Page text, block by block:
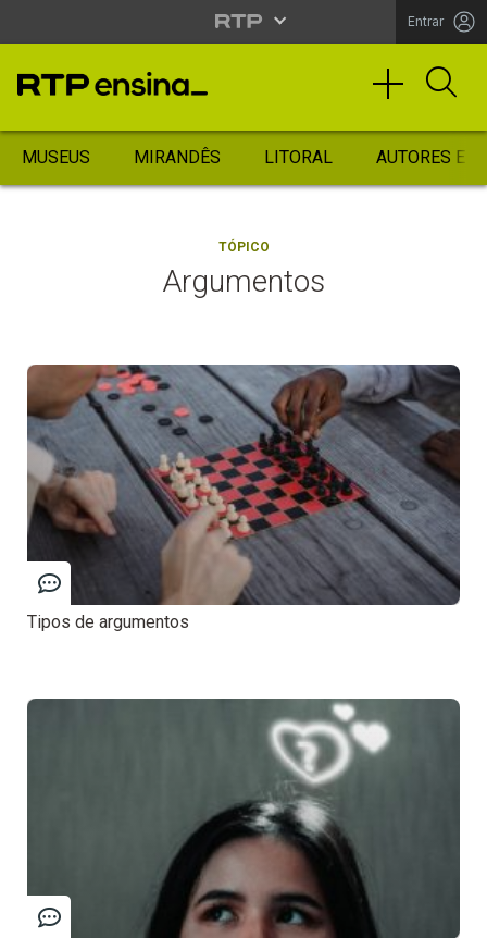
Entrar
MUSEUS MIRANDÊS LITORAL AUTORES
TÓPICO
Argumentos
Tipos de argumentos